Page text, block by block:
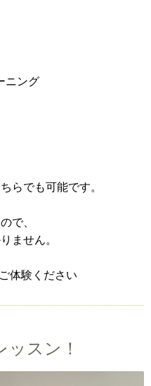
ニング
らでも可能です。
で、
ません。
体験ください
ッスン！